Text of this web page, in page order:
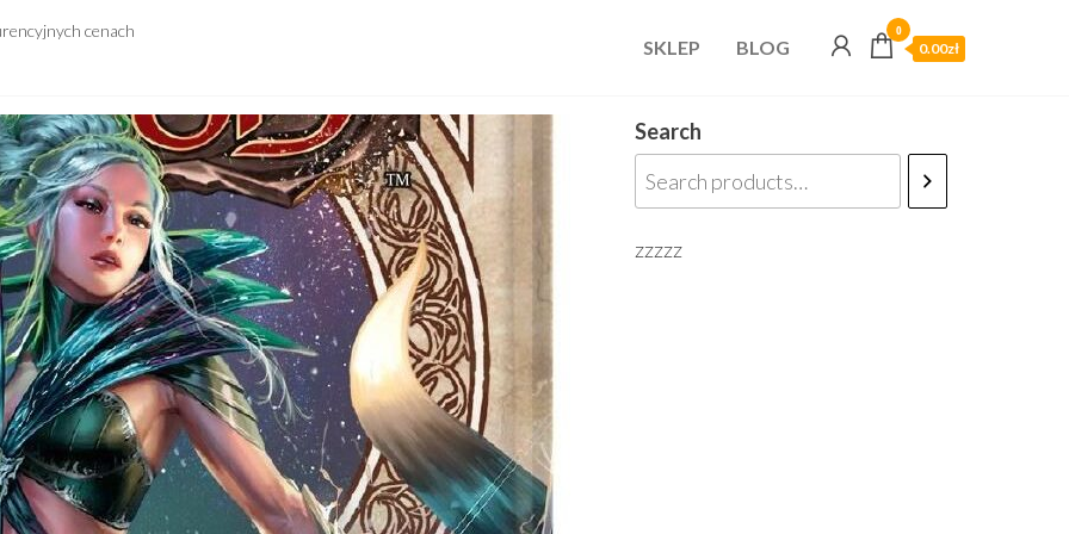
cenach
SKLEP BLOG
0
0.00zł
Search
zzzzz